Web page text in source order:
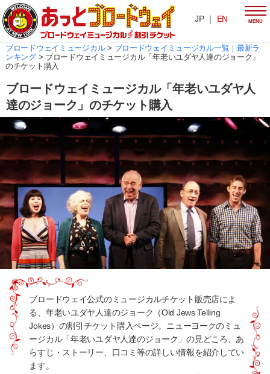
JP ｜ EN MENU
ブロードウェイミュージカル> ブロードウェイミュージカル一覧｜最新ラ
ンキング> ブロードウェイミュージカル「年老いユダヤ人達のジョーク」
のチケット購入
ブロードウェイミュージカル「年老いユダヤ人
達のジョーク」のチケット購入
ブロードウェイ公式のミュージカルチケット販売店によ
る、年老いユダヤ人達のジョーク（Old Jews Telling
Jokes）の割引チケット購入ページ。ニューヨークのミュ
ージカル「年老いユダヤ人達のジョーク」の見どころ、あ
らすじ・ストーリー、口コミ等の詳しい情報を紹介してい
ます。